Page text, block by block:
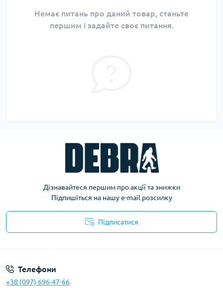
Немає питань про даний товар, станьте
першим і задайте своє питання.
Дізнавайтеся першим про акції та знижки
Підпишіться на нашу e-mail розсилку
Підписатися
Телефони
+38 (097) 696-47-66